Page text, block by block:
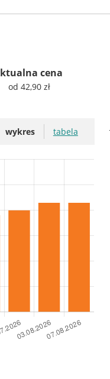
cena
od 42,90 zł
wykres tabela